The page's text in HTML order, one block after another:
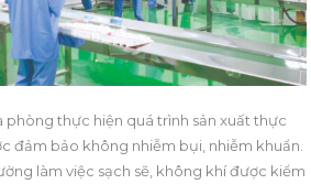
phòng thực hiện quá trình sản xuất thực
đảm bảo không nhiễm bụi, nhiễm khuẩn.
làm việc sạch sẽ, không khí được kiểm